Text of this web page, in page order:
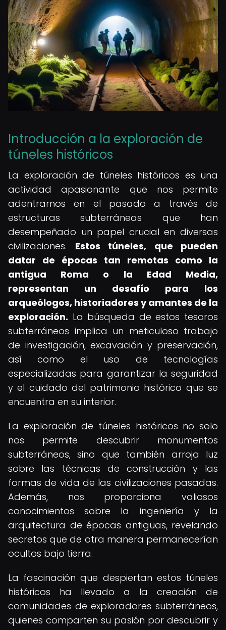
Introducción a la exploración de
túneles históricos
La exploración de túneles históricos es una
actividad apasionante que nos permite
adentrarnos en el pasado a través de
estructuras subterráneas que han
desempeñado un papel crucial en diversas
civilizaciones. Estos túneles, que pueden
datar de épocas tan remotas como la
antigua Roma o la Edad Media,
representan un desafío para los
arqueólogos, historiadores y amantes de la
exploración. La búsqueda de estos tesoros
subterráneos implica un meticuloso trabajo
de investigación, excavación y preservación,
así como el uso de tecnologías
especializadas para garantizar la seguridad
y el cuidado del patrimonio histórico que se
encuentra en su interior.
La exploración de túneles históricos no solo
nos permite descubrir monumentos
subterráneos, sino que también arroja luz
sobre las técnicas de construcción y las
formas de vida de las civilizaciones pasadas.
Además, nos proporciona valiosos
conocimientos sobre la ingeniería y la
arquitectura de épocas antiguas, revelando
secretos que de otra manera permanecerían
ocultos bajo tierra.
La fascinación que despiertan estos túneles
históricos ha llevado a la creación de
comunidades de exploradores subterráneos,
quienes comparten su pasión por descubrir y